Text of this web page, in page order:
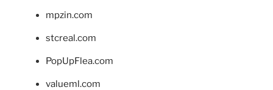
mpzin.com
stcreal.com
PopUpFlea.com
valueml.com